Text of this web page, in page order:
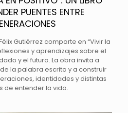
PUENTES ENTRE
Gutiérrez comparte en “Vivir la
y aprendizajes sobre el
y el futuro. La obra invita a
la palabra escrita y a construir
identidades y distintas
de entender la vida.